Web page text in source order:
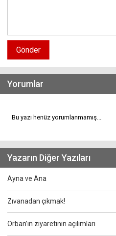
Gönder
Yorumlar
Bu yazı henüz yorumlanmamış...
Yazarın Diğer Yazıları
Ayna ve Ana
Zıvanadan çıkmak!
Orban’ın ziyaretinin açılımları